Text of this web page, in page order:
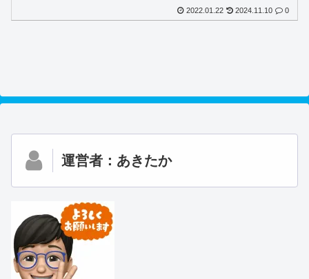
2022.01.22 2024.11.10 0
運営者：あきたか